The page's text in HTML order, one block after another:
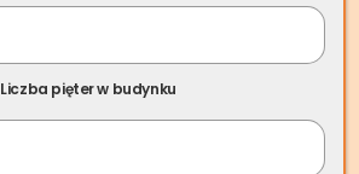
Liczba pięter w budynku